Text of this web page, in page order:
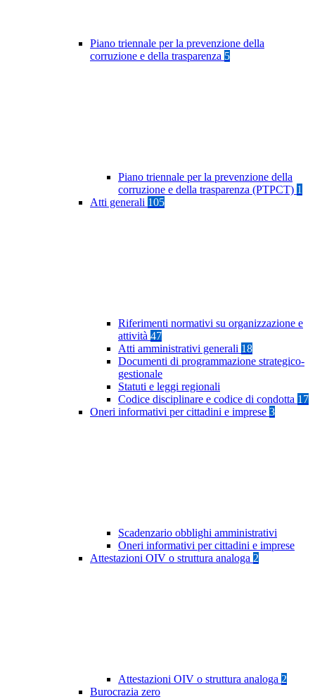
Piano triennale per la prevenzione della
corruzione e della trasparenza 5
Piano triennale per la prevenzione della
corruzione e della trasparenza (PTPCT) 1
Atti generali 105
Riferimenti normativi su organizzazione e
attività 47
Atti amministrativi generali 18
Documenti di programmazione strategico-
gestionale
Statuti e leggi regionali
Codice disciplinare e codice di condotta 17
Oneri informativi per cittadini e imprese 3
Scadenzario obblighi amministrativi
Oneri informativi per cittadini e imprese
Attestazioni OIV o struttura analoga 2
Attestazioni OIV o struttura analoga 2
Burocrazia zero